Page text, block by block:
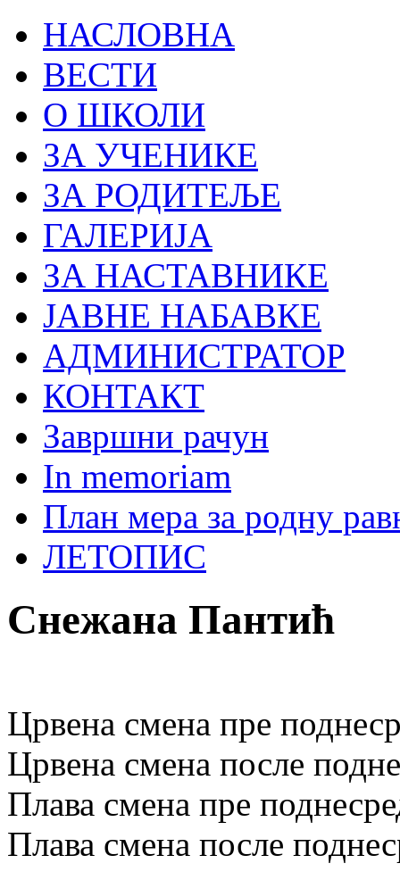
НАСЛОВНА
ВЕСТИ
О ШКОЛИ
ЗА УЧЕНИКЕ
ЗА РОДИТЕЉЕ
ГАЛЕРИЈА
ЗА НАСТАВНИКЕ
ЈАВНЕ НАБАВКЕ
АДМИНИСТРАТОР
КОНТАКТ
Завршни рачун
In memoriam
План мера за родну
ЛЕТОПИС
Снежана Пантић
Црвена смена пре подне
Црвена смена после
Плава смена пре подне
Плава смена после подне